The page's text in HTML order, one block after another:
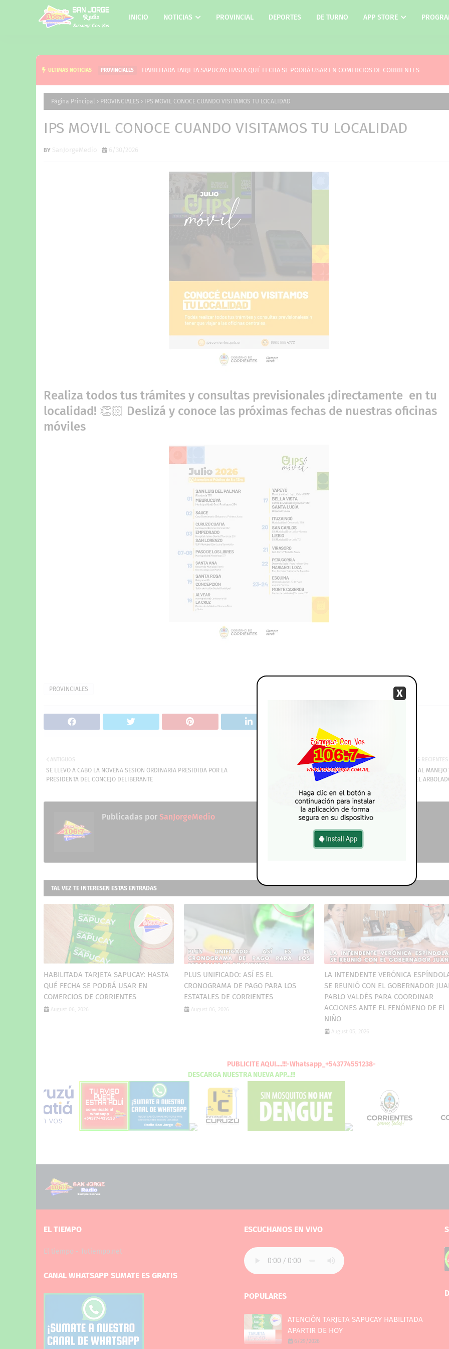
INICIO NOTICIAS PROVINCIAL DEPORTES DE TURNO APP STORE
ULTIMAS NOTICIAS PROVINCIALES HABILITADA TARJETA SAPUCAY: HASTA QUÉ FECHA SE PODRÁ USAR EN COMERCIOS DE CORRIENTES
Página Principal PROVINCIALES IPS MOVIL CONOCE CUANDO VISITAMOS TU LOCALIDAD
IPS MOVIL CONOCE CUANDO VISITAMOS TU LOCALIDAD
SanJorgeMedio 6/30/2026
Realiza todos tus trámites y consultas previsionales ¡directamente en tu
localidad! 👏🏻 Deslizá y conoce las próximas fechas de nuestras oficinas
móviles
PROVINCIALES
MÁS RECIENTES
JORNADA DE FORMACIÓN TEÓRICO Y PRÁCTICO ORIENTADA AL MANEJO
CANSERVACION DEL
ANTIGUOS
SE LLEVO A CABO LA NOVENA SESION ORDINARIA PRESIDIDA POR LA
PRESIDENTA DEL CONCEJO DELIBERANTE
Publicadas por SanJorgeMedio
TAL VEZ TE INTERESEN ESTAS ENTRADAS
HABILITADA TARJETA SAPUCAY: HASTA
QUÉ FECHA SE PODRÁ USAR EN
COMERCIOS DE CORRIENTES
August 06, 2026
PLUS UNIFICADO: ASÍ ES EL
CRONOGRAMA DE PAGO PARA LOS
ESTATALES DE CORRIENTES
August 06, 2026
LA INTENDENTE VERÓNICA
SE REUNIÓ CON EL GOBERNADOR
PABLO VALDÉS PARA COORDINAR
ACCIONES ANTE EL FENÓMENO DE El
NIÑO
August 05, 2026
PUBLICITEAQUI....!!!-Whatsapp_+543774551238-
DESCARGANUESTRA NUEVA
EL TIEMPO
El tiempo - Tutiempo.net
CANAL WHATSAPP SUMATE ES GRATIS
ESCUCHANOS EN VIVO
POPULARES
ATENCIÓN TARJETA SAPUCAY HABILITADA
APARTIR DE HOY
6/29/2026
X